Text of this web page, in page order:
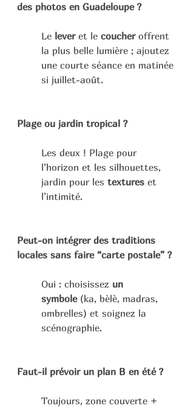
des photos en Guadeloupe ?
Le lever et le coucher offrent
la plus belle lumière ; ajoutez
une courte séance en matinée
si juillet-août.
Plage ou jardin tropical ?
Les deux ! Plage pour
l’horizon et les silhouettes,
jardin pour les textures et
l’intimité.
Peut-on intégrer des traditions
locales sans faire “carte postale” ?
Oui : choisissez un
symbole (ka, bèlè, madras,
ombrelles) et soignez la
scénographie.
Faut-il prévoir un plan B en été ?
Toujours, zone couverte +